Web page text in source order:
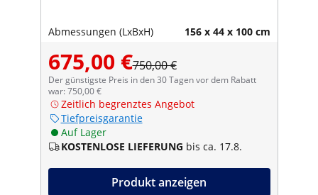
Abmessungen (LxBxH) 156 x 44 x 100 cm
675,00 €750,00 €
Der günstigste Preis in den 30 Tagen vor dem Rabatt
war: 750,00 €
Zeitlich begrenztes Angebot
Tiefpreisgarantie
Auf Lager
KOSTENLOSE LIEFERUNG bis ca. 17.8.
Produkt anzeigen